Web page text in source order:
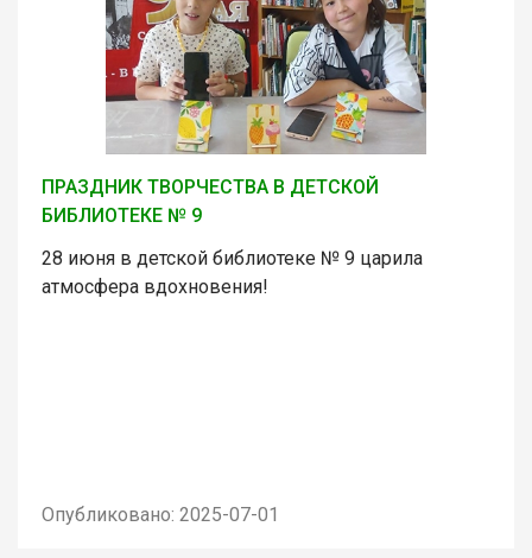
ПРАЗДНИК ТВОРЧЕСТВА В ДЕТСКОЙ
БИБЛИОТЕКЕ № 9
28 июня в детской библиотеке № 9 царила
атмосфера вдохновения!
Опубликовано: 2025-07-01